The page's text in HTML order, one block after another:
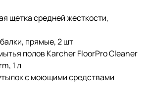
щетка средней жесткости,
прямые, 2 шт
полов Karcher FloorPro Cleaner
1 л
с моющими средствами